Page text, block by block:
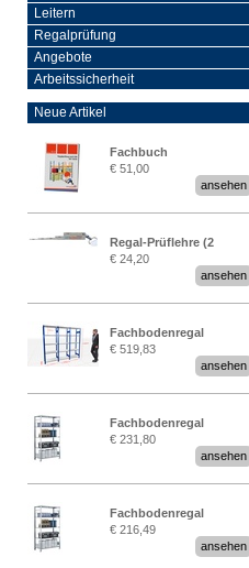
Leitern
Regalprüfung
Angebote
Arbeitssicherheit
Neue Artikel
Fachbuch
„Regalprüfung nach
€ 51,00
ansehen
Regal-Prüflehre (2
Stück)
€ 24,20
ansehen
Fachbodenregal
Stecksystem MultiPlus
2,25 Meter breit
€ 519,83
ansehen
Fachbodenregal
Stecksystem MultiPlus
€ 231,80
ansehen
Fachbodenregal
Stecksystem MultiPlus
€ 216,49
ansehen